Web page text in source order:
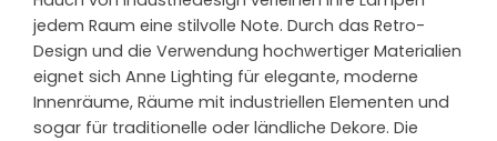
jedem Raum eine stilvolle Note. Durch das Retro-
Design und die Verwendung hochwertiger Materialien
eignet sich Anne Lighting für elegante, moderne
Innenräume, Räume mit industriellen Elementen und
sogar für traditionelle oder ländliche Dekore. Die